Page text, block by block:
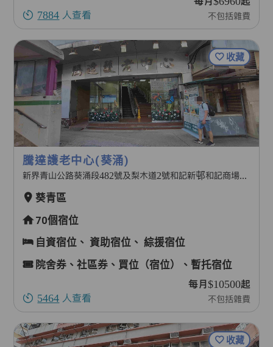
7884 人查看 不包括雜費
收藏
騰達護老中心(葵涌)
葵青區
70個宿位
自資宿位、 資助宿位、綜援宿位
院舍券、社區券、買位（宿位）、暫托宿位
5464 人查看
每月$10500起
不包括雜費
收藏